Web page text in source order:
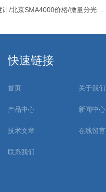
SMA4000价格/微量分光光度计总代理
快速链接
首页 关于我们
产品中心 新闻中心
技术文章 在线留言
联系我们